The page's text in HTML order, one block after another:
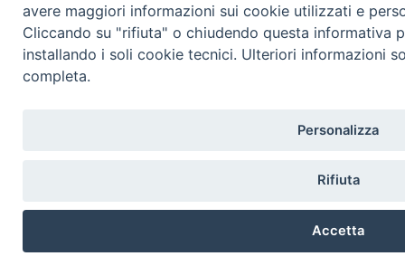
avere maggiori informazioni sui cookie utilizzati e
Cliccando su "rifiuta" o chiudendo questa informativa
installando i soli cookie tecnici. Ulteriori informazioni
completa.
Personalizza
Rifiuta
Accetta